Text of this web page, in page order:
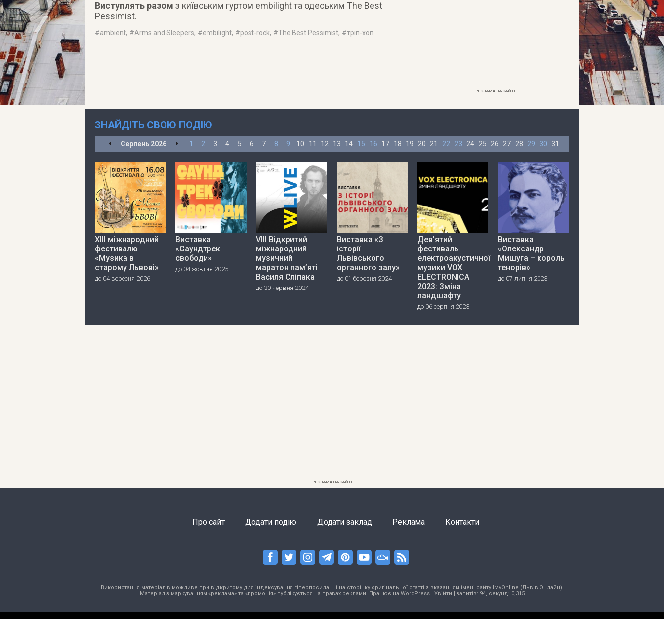
Виступлять разом з київським гуртом embilight та одеським The Best
Pessimist.
#ambient, #Arms and Sleepers, #embilight, #post-rock, #The Best Pessimist, #тріп-хоп
РЕКЛАМА НА САЙТІ
ЗНАЙДІТЬ СВОЮ ПОДІЮ
Серпень 2026 1 2 3 4 5 6 7 8 9 10 11 12 13 14 15 16 17 18 19 20 21 22 23 24 25 26 27 28 29 30 31
ХІІІ міжнародний
фестивалю
«Музика в
старому Львові»
до 04 вересня 2026
Виставка
«Саундтрек
свободи»
до 04 жовтня 2025
VIII Відкритий
міжнародний
музичний
маратон пам’яті
Василя Сліпака
до 30 червня 2024
Виставка «З
історії
Львівського
органного залу»
до 01 березня 2024
Дев’ятий
фестиваль
електроакустичної
музики VOX
ELECTRONICA
2023: Зміна
ландшафту
до 06 серпня 2023
Виставка
«Олександр
Мишуга – король
тенорів»
до 07 липня 2023
РЕКЛАМА НА САЙТІ
Про сайт Додати подію Додати заклад Реклама Контакти
Використання матеріалів можливе при відкритому для індексування гіперпосиланні на сторінку оригінальної статті з вказанням імені сайту LvivOnline (Львів Онлайн).
Матеріал з маркуванням «реклама» та «промоція» публікується на правах реклами. Працює на WordPress| Увійти | запитів: 94, секунд: 0,315